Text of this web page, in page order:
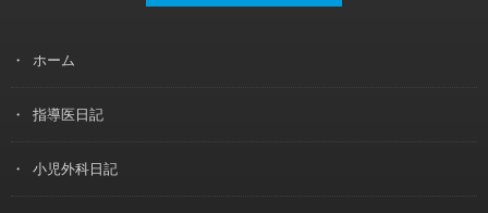
ホーム
指導医日記
小児外科日記